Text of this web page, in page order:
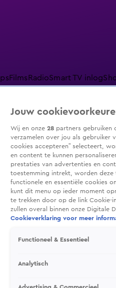
FilmsRadioSmart TV inlog
De Oranjezomer
Jouw
Wij en onze 28 partners gebruiken
verzamelen over jou als gebruiker
cookies accepteren” selecteert,
en content te kunnen
prestaties van advertenties en
toestemming intrekt, worden deze
functionele en essentiële cookies
kunt dit menu op ieder moment
te trekken door op de link Cookie-
zullen overal binnen onze Digitale
Cookieverklaring voor meer
Functioneel & Essentieel
Analytisch